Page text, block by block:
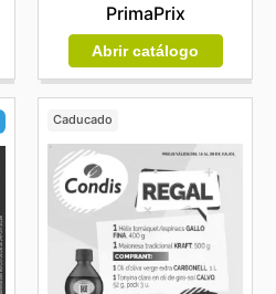
PrimaPrix
Abrir catálogo
Caducado